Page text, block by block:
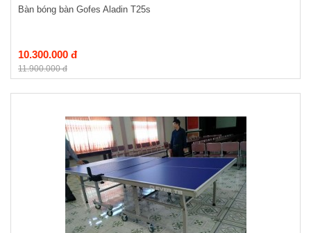
Bàn bóng bàn Gofes Aladin T25s
10.300.000 đ
11.900.000 đ